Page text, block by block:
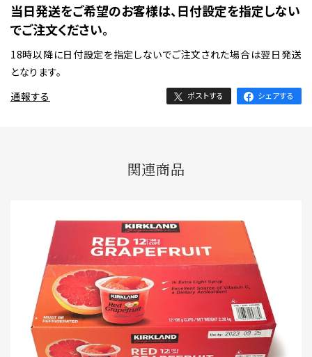
当日発送をご希望のお客様は、日付設定を指定しない
でご注文ください。
18時以降に日付設定を指定しないでご注文された場合は翌日発送
となります。
通報する
ポストする シェアする
関連商品